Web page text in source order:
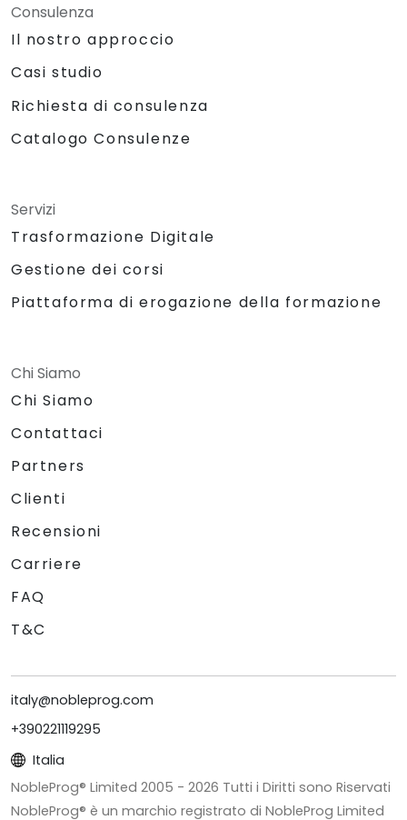
Consulenza
Il nostro approccio
Casi studio
Richiesta di consulenza
Catalogo Consulenze
Servizi
Trasformazione Digitale
Gestione dei corsi
Piattaforma di erogazione della formazione
Chi Siamo
Chi Siamo
Contattaci
Partners
Clienti
Recensioni
Carriere
FAQ
T&C
italy@nobleprog.com
+390221119295
Italia
NobleProg® Limited 2005 - 2026 Tutti i Diritti sono Riservati
NobleProg® è un marchio registrato di NobleProg Limited